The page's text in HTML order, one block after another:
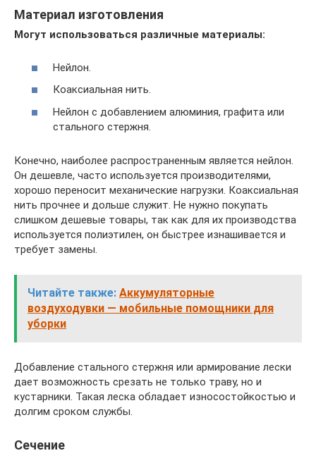
Материал изготовления
Могут использоваться различные материалы:
Нейлон.
Коаксиальная нить.
Нейлон с добавлением алюминия, графита или
стального стержня.
Конечно, наиболее распространенным является нейлон.
Он дешевле, часто используется производителями,
хорошо переносит механические нагрузки. Коаксиальная
нить прочнее и дольше служит. Не нужно покупать
слишком дешевые товары, так как для их производства
используется полиэтилен, он быстрее изнашивается и
требует замены.
Читайте также: Аккумуляторные
воздуходувки — мобильные помощники для
уборки
Добавление стального стержня или армирование лески
дает возможность срезать не только траву, но и
кустарники. Такая леска обладает износостойкостью и
долгим сроком службы.
Сечение